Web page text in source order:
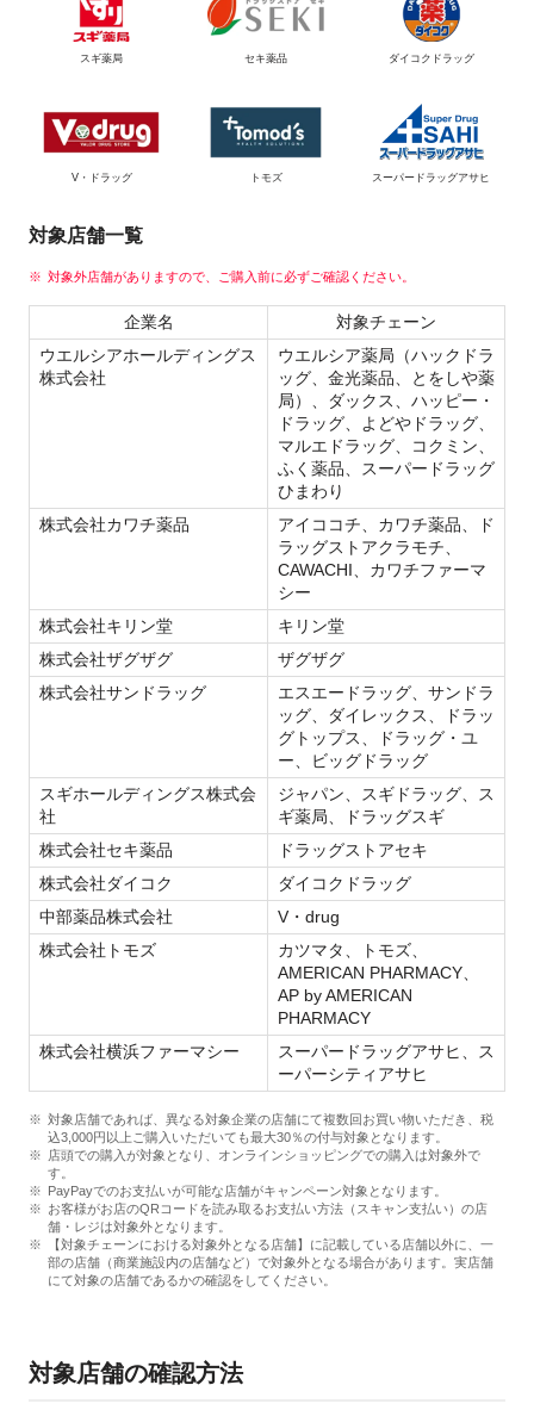
スギ薬局 セキ薬品 ダイコクドラッグ
V・ドラッグ トモズ スーパードラッグアサヒ
対象店舗一覧
対象外店舗がありますので、ご購入前に必ずご確認ください。
企業名
対象チェーン
ウエルシアホールディングス
株式会社
ウエルシア薬局（ハックドラ
ッグ、金光薬品、とをしや薬
局）、ダックス、ハッピー・
ドラッグ、よどやドラッグ、
マルエドラッグ、コクミン、
ふく薬品、スーパードラッグ
ひまわり
株式会社カワチ薬品
アイココチ、カワチ薬品、ド
ラッグストアクラモチ、
CAWACHI、カワチファーマ
シー
株式会社キリン堂
キリン堂
株式会社ザグザグ
ザグザグ
株式会社サンドラッグ
エスエードラッグ、サンドラ
ッグ、ダイレックス、ドラッ
グトップス、ドラッグ・ユ
ー、ビッグドラッグ
スギホールディングス株式会
社
ジャパン、スギドラッグ、ス
ギ薬局、ドラッグスギ
株式会社セキ薬品
ドラッグストアセキ
株式会社ダイコク
ダイコクドラッグ
中部薬品株式会社
V・drug
株式会社トモズ
カツマタ、トモズ、
AMERICAN PHARMACY、
AP by AMERICAN
PHARMACY
株式会社横浜ファーマシー
スーパードラッグアサヒ、ス
ーパーシティアサヒ
対象店舗であれば、異なる対象企業の店舗にて複数回お買い物いただき、税
込3,000円以上ご購入いただいても最大30％の付与対象となります。
店頭での購入が対象となり、オンラインショッピングでの購入は対象外で
す。
PayPayでのお支払いが可能な店舗がキャンペーン対象となります。
お客様がお店のQRコードを読み取るお支払い方法（スキャン支払い）の店
舗・レジは対象外となります。
【対象チェーンにおける対象外となる店舗】に記載している店舗以外に、一
部の店舗（商業施設内の店舗など）で対象外となる場合があります。実店舗
にて対象の店舗であるかの確認をしてください。
対象店舗の確認方法